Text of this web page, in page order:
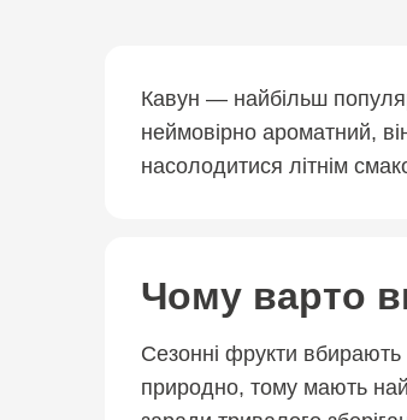
Кавун — найбільш
неймовірно ароматний,
насолодитися літнім
Чому варто
Сезонні фрукти вбирають
природно, тому мають